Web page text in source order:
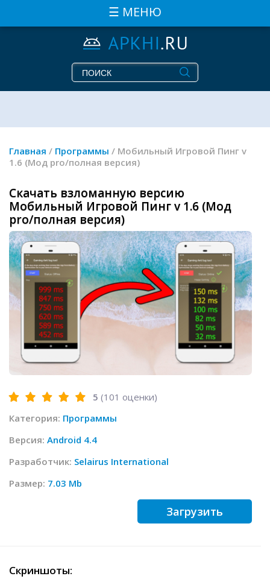
☰ МЕНЮ
Главная / Программы / Мобильный Игровой Пинг v
1.6 (Мод pro/полная версия)
Скачать взломанную версию
Мобильный Игровой Пинг v 1.6 (Мод
pro/полная версия)
5 (101 оценки)
Категория: Программы
Версия: Android 4.4
Разработчик: Selairus International
Размер: 7.03 Mb
Загрузить
Скриншоты: